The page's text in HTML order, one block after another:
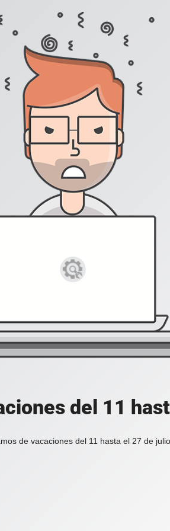
del 11
de vacaciones del 11 hasta el 27 de julio